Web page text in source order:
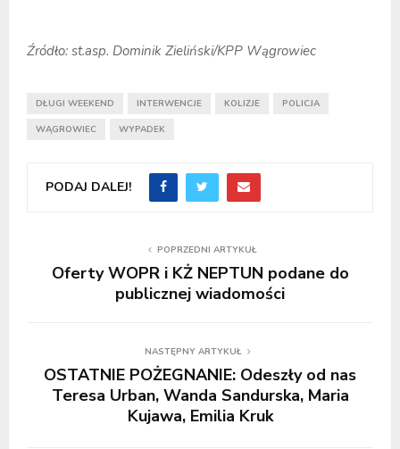
Źródło: st.asp. Dominik Zieliński/KPP Wągrowiec
DŁUGI WEEKEND INTERWENCJE KOLIZJE POLICJA
WĄGROWIEC WYPADEK
PODAJ DALEJ!
POPRZEDNI ARTYKUŁ
Oferty WOPR i KŻ NEPTUN podane do
publicznej wiadomości
NASTĘPNY ARTYKUŁ
OSTATNIE POŻEGNANIE: Odeszły od nas
Teresa Urban, Wanda Sandurska, Maria
Kujawa, Emilia Kruk